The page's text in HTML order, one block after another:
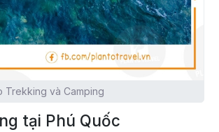
Trekking và Camping
tại Phú Quốc